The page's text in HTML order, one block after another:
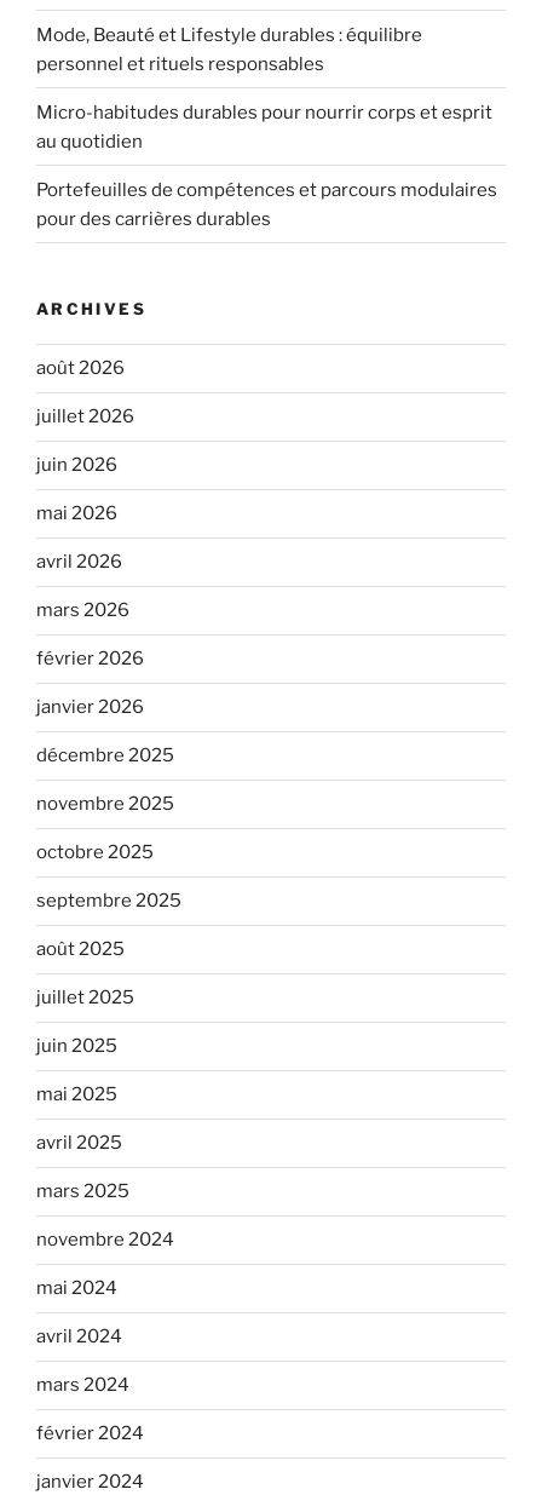
Mode, Beauté et Lifestyle durables : équilibre
personnel et rituels responsables
Micro-habitudes durables pour nourrir corps et esprit
au quotidien
Portefeuilles de compétences et parcours modulaires
pour des carrières durables
ARCHIVES
août 2026
juillet 2026
juin 2026
mai 2026
avril 2026
mars 2026
février 2026
janvier 2026
décembre 2025
novembre 2025
octobre 2025
septembre 2025
août 2025
juillet 2025
juin 2025
mai 2025
avril 2025
mars 2025
novembre 2024
mai 2024
avril 2024
mars 2024
février 2024
janvier 2024